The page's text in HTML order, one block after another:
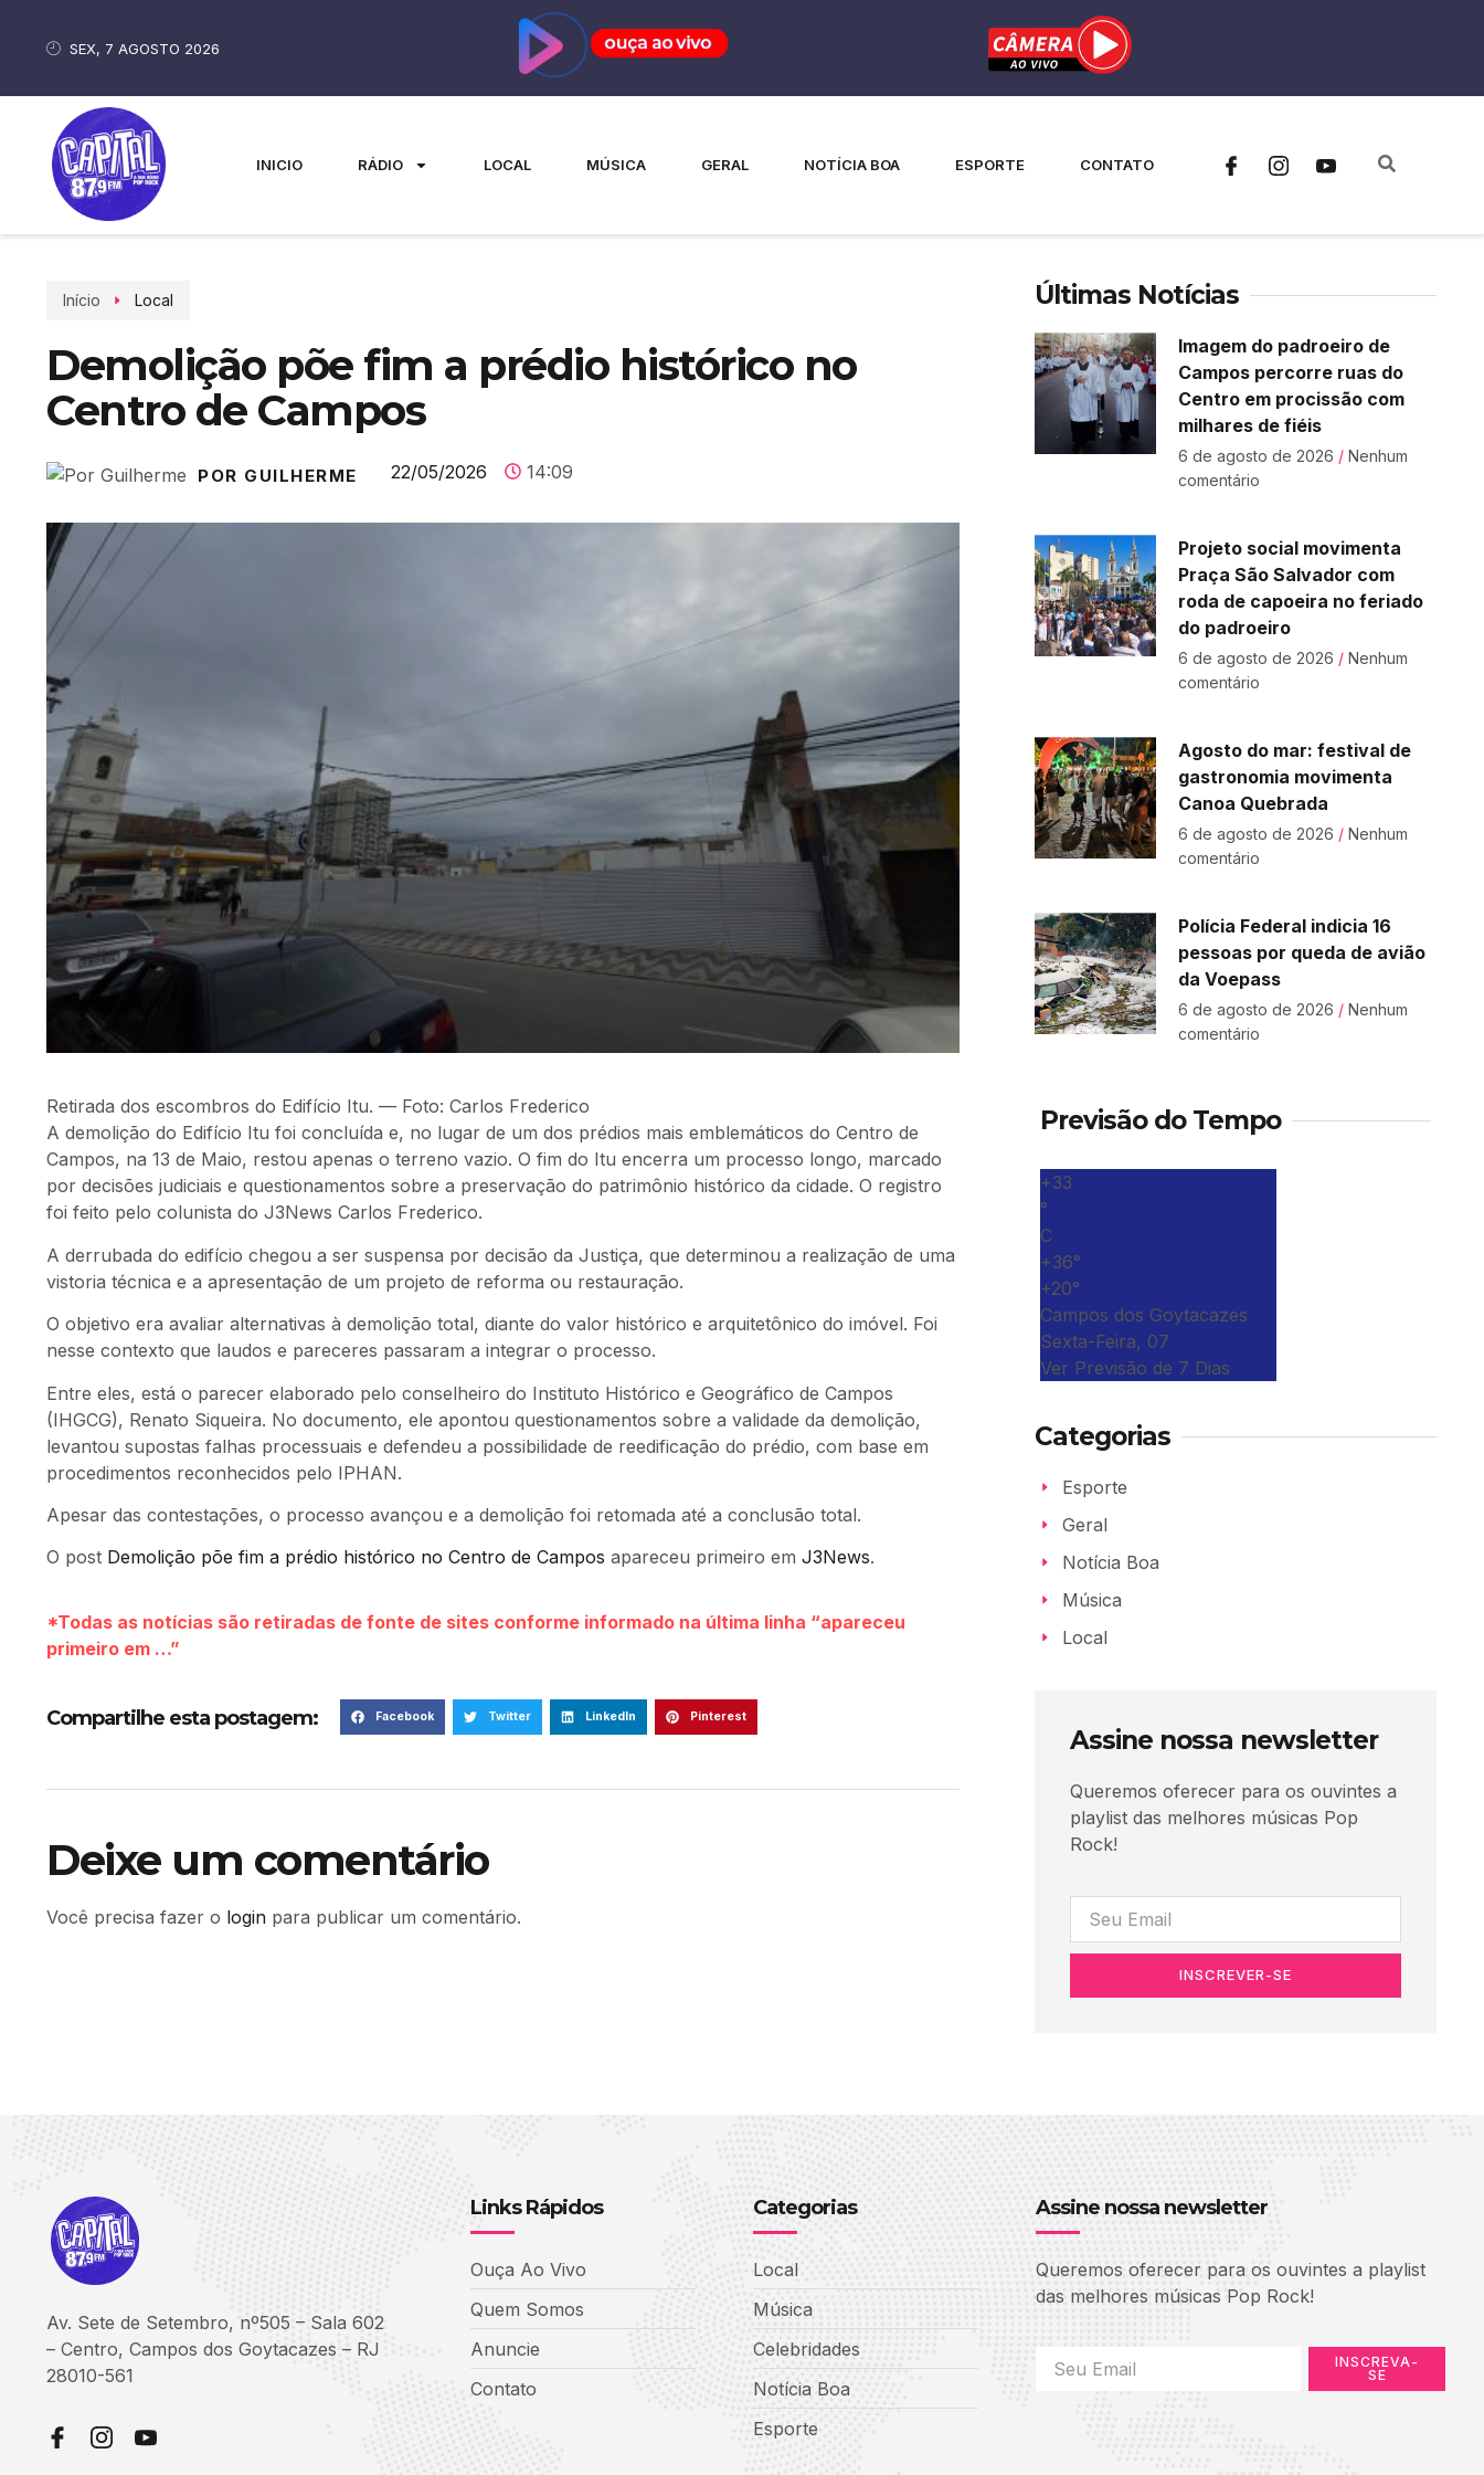
SEX, 7 AGOSTO 2026
INICIO RÁDIO LOCAL MÚSICA GERAL NOTÍCIA BOA ESPORTE CONTATO
Início Local
Demolição põe fim a prédio histórico no
Centro de Campos
POR GUILHERME 22/05/2026 14:09
Retirada dos escombros do Edifício Itu. — Foto: Carlos Frederico
A demolição do Edifício Itu foi concluída e, no lugar de um dos prédios mais emblemáticos do Centro de
Campos, na 13 de Maio, restou apenas o terreno vazio. O fim do Itu encerra um processo longo, marcado
por decisões judiciais e questionamentos sobre a preservação do patrimônio histórico da cidade. O registro
foi feito pelo colunista do J3News Carlos Frederico.
A derrubada do edifício chegou a ser suspensa por decisão da Justiça, que determinou a realização de uma
vistoria técnica e a apresentação de um projeto de reforma ou restauração.
O objetivo era avaliar alternativas à demolição total, diante do valor histórico e arquitetônico do imóvel. Foi
nesse contexto que laudos e pareceres passaram a integrar o processo.
Entre eles, está o parecer elaborado pelo conselheiro do Instituto Histórico e Geográfico de Campos
(IHGCG), Renato Siqueira. No documento, ele apontou questionamentos sobre a validade da demolição,
levantou supostas falhas processuais e defendeu a possibilidade de reedificação do prédio, com base em
procedimentos reconhecidos pelo IPHAN.
Apesar das contestações, o processo avançou e a demolição foi retomada até a conclusão total.
O post Demolição põe fim a prédio histórico no Centro de Campos apareceu primeiro em J3News.
*Todas as notícias são retiradas de fonte de sites conforme informado na última linha “apareceu
primeiro em …”
Compartilhe esta postagem: Facebook Twitter LinkedIn Pinterest
Deixe um comentário
Você precisa fazer o login para publicar um comentário.
Últimas Notícias
Imagem do padroeiro de
Campos percorre ruas do
Centro em procissão com
milhares de fiéis
6 de agosto de 2026 Nenhum
comentário
Projeto social movimenta
Praça São Salvador com
roda de capoeira no feriado
do padroeiro
6 de agosto de 2026 Nenhum
comentário
Agosto do mar: festival de
gastronomia movimenta
Canoa Quebrada
6 de agosto de 2026 Nenhum
comentário
Polícia Federal indicia 16
pessoas por queda de avião
da Voepass
6 de agosto de 2026 Nenhum
comentário
Previsão do Tempo
+33
°
C
+36°
+20°
Campos dos Goytacazes
Sexta-Feira, 07
Ver Previsão de 7 Dias
Categorias
Esporte
Geral
Notícia Boa
Música
Local
Assine nossa newsletter
Queremos oferecer para os ouvintes a
playlist das melhores músicas Pop
Rock!
INSCREVER-SE
Av. Sete de Setembro, nº505 – Sala 602
– Centro, Campos dos Goytacazes – RJ
28010-561
Links Rápidos
Ouça Ao Vivo
Quem Somos
Anuncie
Contato
Categorias
Local
Música
Celebridades
Notícia Boa
Esporte
Assine nossa newsletter
Queremos oferecer para os ouvintes a playlist
das melhores músicas Pop Rock!
INSCREVA-
SE